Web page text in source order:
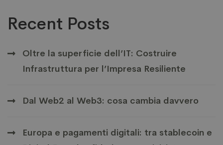
Recent Posts
Oltre la superficie dell’IT: Costruire
Infrastruttura per l’Impresa Resiliente
Dal Web2 al Web3: cosa cambia davvero
Europa e pagamenti digitali: tra stablecoin e